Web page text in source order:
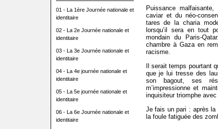
01 - La 1ère Journée nationale et
identitaire
02 - La 2e Journée nationale et
identitaire
03 - La 3e Journée nationale et
identitaire
04 - La 4e journée nationale et
identitaire
05 - La 5e journée nationale et
identitaire
06 - La 6e Journée nationale et
identitaire
Puissance
caviar et du néo-
tares de la charia
lorsqu’il sera en tout
mondain du Paris-
chambre à Gaza en
racisme.
Il serait temps pourtant
que je lui tresse des
son bagout, ses
m’impressionne et
inquisiteur triomphe
Je fais un pari : après la
la foule fatiguée des